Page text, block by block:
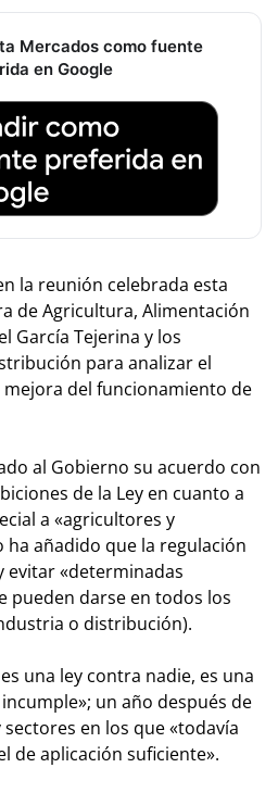
Mercados como fuente
en Google
la reunión celebrada esta
de Agricultura, Alimentación
García Tejerina y los
para analizar el
mejora del funcionamiento de
al Gobierno su acuerdo con
de la Ley en cuanto a
a «agricultores y
ha añadido que la regulación
evitar «determinadas
pueden darse en todos los
o distribución).
una ley contra nadie, es una
un año después de
en los que «todavía
de aplicación suficiente».